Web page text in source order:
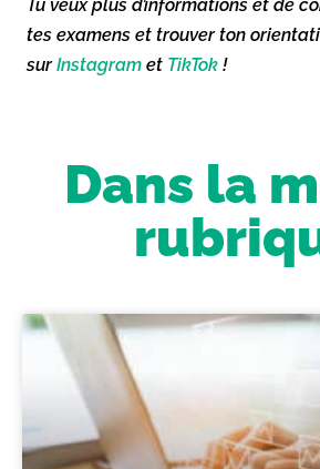
Tu veux plus d’informations et de
tes examens et trouver ton
surInstagram et TikTok !
Dans la